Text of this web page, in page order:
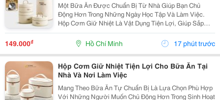
Một Bữa Ăn Được Chuẩn Bị Từ Nhà Giúp Bạn Chủ
Động Hơn Trong Những Ngày Học Tập Và Làm Việc.
Hộp Cơm Giữ Nhiệt Là Vật Dụng Tiện Lợi, Giúp Sắp
Xếp Các Món Ăn Ngăn Nắp Và Dễ Dàng Mang Theo
Trong Nhiều Hoàn Cảnh Khác Nhau. Chọn Hộp Phù Hợp
Với Khẩu...
149.000₫ Hồ Chí Minh 17 phút trước
Hộp Cơm Giữ Nhiệt Tiện Lợi Cho Bữa Ăn Tại
Nhà Và Nơi Làm Việc
Mang Theo Bữa Ăn Tự Chuẩn Bị Là Lựa Chọn Phù Hợp
Với Những Người Muốn Chủ Động Hơn Trong Sinh Hoạt